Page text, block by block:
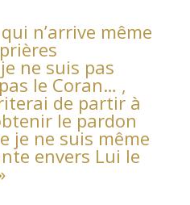
n’arrive même
ne suis pas
le Coran… ,
de partir à
le pardon
je ne suis même
envers Lui le